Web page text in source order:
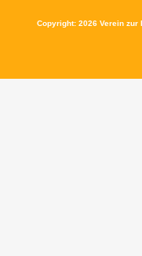
Copyright: 2026 Verein zur